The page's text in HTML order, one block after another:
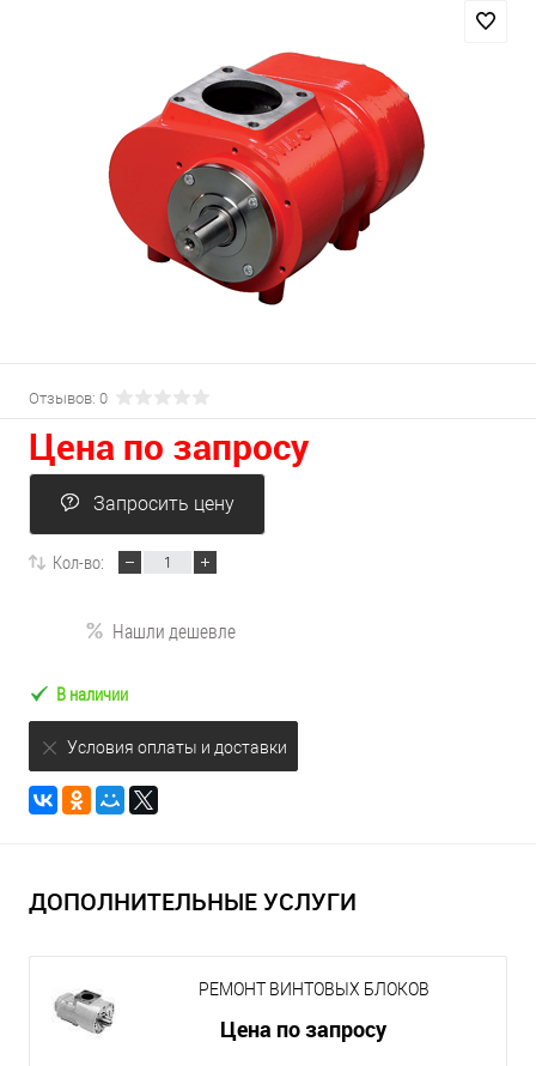
Отзывов: 0
Цена по запросу
Запросить цену
Кол-во:
Нашли дешевле
В наличии
Условия оплаты и доставки
ДОПОЛНИТЕЛЬНЫЕ УСЛУГИ
РЕМОНТ ВИНТОВЫХ БЛОКОВ
Цена по запросу